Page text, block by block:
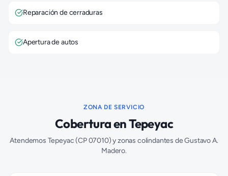
Reparación de cerraduras
Apertura de autos
ZONA DE SERVICIO
Cobertura enTepeyac
Atendemos Tepeyac(CP07010) y zonas colindantes deGustavo A.
Madero.